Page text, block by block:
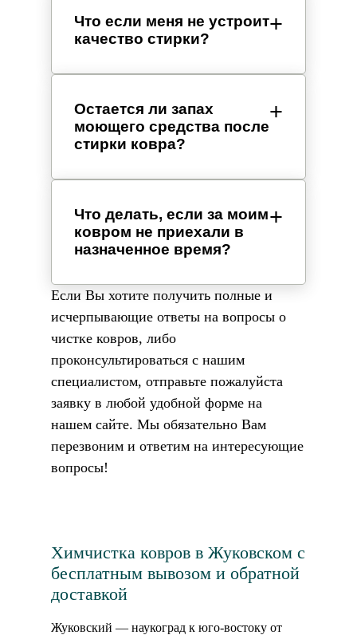
Что если меня не устроит
качество стирки?
Остается ли запах
моющего средства после
стирки ковра?
Что делать, если за моим
ковром не приехали в
назначенное время?
Если Вы хотите получить полные и
исчерпывающие ответы на вопросы о
чистке ковров, либо
проконсультироваться с нашим
специалистом, отправьте пожалуйста
заявку в любой удобной форме на
нашем сайте. Мы обязательно Вам
перезвоним и ответим на интересующие
вопросы!
Химчистка ковров в Жуковском с
бесплатным вывозом и обратной
доставкой
Жуковский — наукоград к юго-востоку от